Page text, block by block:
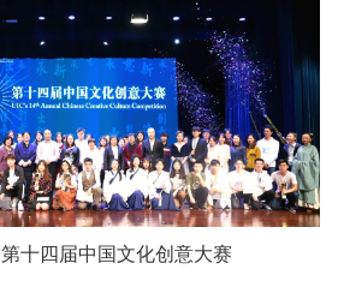
第十四届中国文化创意大赛